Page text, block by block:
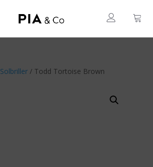
Solbriller/ Todd Tortoise Brown